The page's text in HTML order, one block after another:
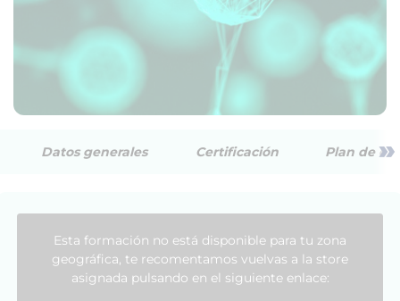
Datos generales Certificación Plan de »
Esta formación no está disponible para tu zona
geográfica, te recomentamos vuelvas a la store
asignada pulsando en el siguiente enlace: